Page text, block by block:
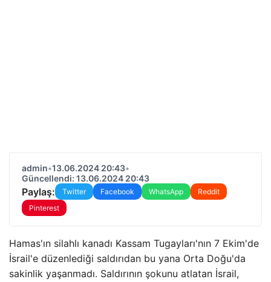
admin•13.06.2024 20:43•
Güncellendi: 13.06.2024 20:43
Paylaş: Twitter Facebook WhatsApp
Reddit
Pinterest
Hamas'ın silahlı kanadı Kassam Tugayları'nın 7 Ekim'de
İsrail'e düzenlediği saldırıdan bu yana Orta Doğu'da
sakinlik yaşanmadı. Saldırının şokunu atlatan İsrail,